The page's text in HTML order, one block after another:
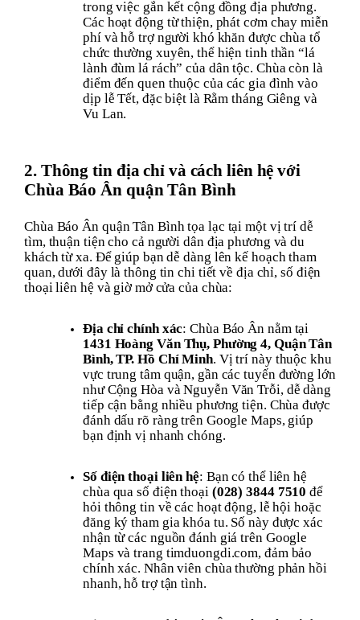
trong việc gắn kết cộng đồng địa phương.
Các hoạt động từ thiện, phát cơm chay miễn
phí và hỗ trợ người khó khăn được chùa tổ
chức thường xuyên, thể hiện tinh thần “lá
lành đùm lá rách” của dân tộc. Chùa còn là
điểm đến quen thuộc của các gia đình vào
dịp lễ Tết, đặc biệt là Rằm tháng Giêng và
Vu Lan.
2. Thông tin địa chỉ và cách liên hệ với
Chùa Báo Ân quận Tân Bình
Chùa Báo Ân quận Tân Bình tọa lạc tại một vị trí dễ
tìm, thuận tiện cho cả người dân địa phương và du
khách từ xa. Để giúp bạn dễ dàng lên kế hoạch tham
quan, dưới đây là thông tin chi tiết về địa chỉ, số điện
thoại liên hệ và giờ mở cửa của chùa:
Địa chỉ chính xác: Chùa Báo Ân nằm tại
1431 Hoàng Văn Thụ, Phường 4, Quận Tân
Bình, TP. Hồ Chí Minh. Vị trí này thuộc khu
vực trung tâm quận, gần các tuyến đường lớn
như Cộng Hòa và Nguyễn Văn Trỗi, dễ dàng
tiếp cận bằng nhiều phương tiện. Chùa được
đánh dấu rõ ràng trên Google Maps, giúp
bạn định vị nhanh chóng.
Số điện thoại liên hệ: Bạn có thể liên hệ
chùa qua số điện thoại (028) 3844 7510 để
hỏi thông tin về các hoạt động, lễ hội hoặc
đăng ký tham gia khóa tu. Số này được xác
nhận từ các nguồn đánh giá trên Google
Maps và trang timduongdi.com, đảm bảo
chính xác. Nhân viên chùa thường phản hồi
nhanh, hỗ trợ tận tình.